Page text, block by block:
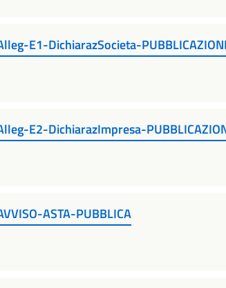
E1-DichiarazSocieta-
E2-DichiarazImpresa-
ASTA-PUBBLICA